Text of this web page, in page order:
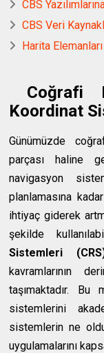
CBS
CBS Veri
Harita
Coğrafi
Koordinat
Günümüzde
parçası haline
navigasyon
planlamasına
ihtiyaç giderek
şekilde
Sistemleri
kavramlarının
taşımaktadır.
sistemlerini
sistemlerin ne
uygulamalarını